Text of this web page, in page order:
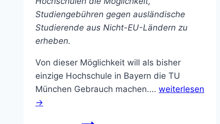
Studiengebühren gegen ausländische
Studierende aus Nicht-EU-Ländern zu
erheben.
Von dieser Möglichkeit will als bisher
einzige Hochschule in Bayern die TU
München Gebrauch machen.… weiterlesen
→